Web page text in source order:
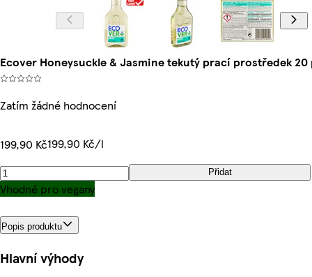
Ecover Honeysuckle & Jasmine tekutý prací prostředek 20
Zatím žádné hodnocení
199,90 Kč199,90 Kč/l
Přidat
Vhodné pro vegany
Popis produktu
Hlavní výhody